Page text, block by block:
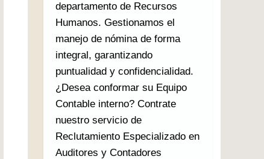
departamento de Recursos
Humanos. Gestionamos el
manejo de nómina de forma
integral, garantizando
puntualidad y confidencialidad.
¿Desea conformar su Equipo
Contable interno? Contrate
nuestro servicio de
Reclutamiento Especializado en
Auditores y Contadores